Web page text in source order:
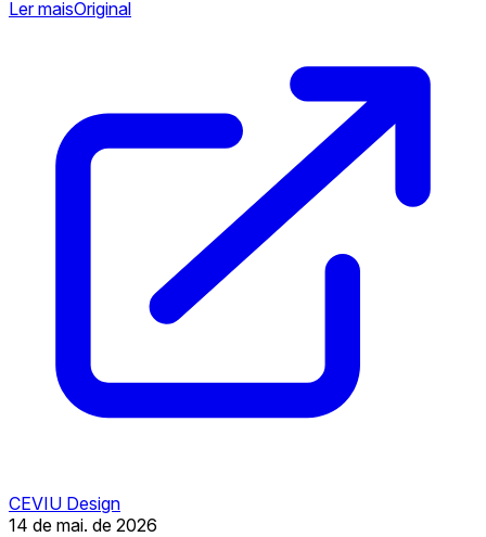
Ler maisOriginal
CEVIU Design
14 de mai. de 2026